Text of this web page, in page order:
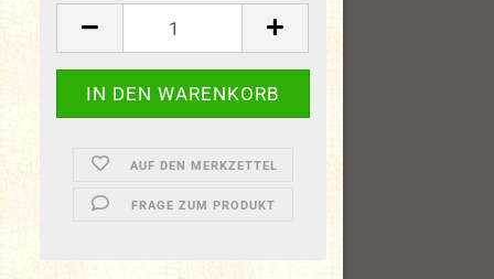
AUF DEN MERKZETTEL
FRAGE ZUM PRODUKT